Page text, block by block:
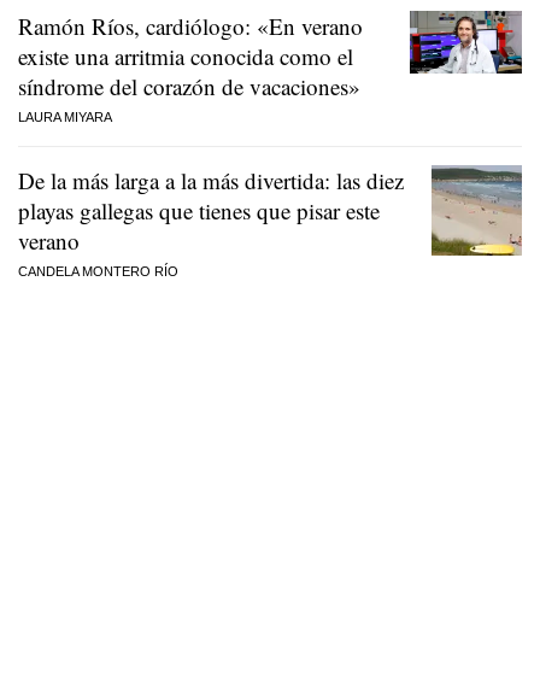
Ramón Ríos, cardiólogo: «En verano
existe una arritmia conocida como el
síndrome del corazón de vacaciones»
LAURA MIYARA
De la más larga a la más divertida: las diez
playas gallegas que tienes que pisar este
verano
CANDELA MONTERO RÍO